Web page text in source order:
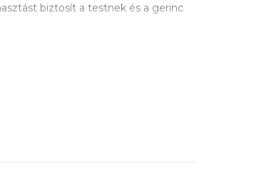
biztosít a testnek és a gerinc
amely a nyomáspontok